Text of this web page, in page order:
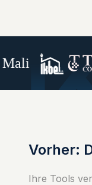
Vorher:
Ihre Tools